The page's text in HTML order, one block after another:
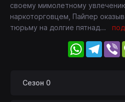
своему мимолетному
наркоторговцем, Пайпер
тюрьму на долгие пятнад...
WhatsApp
Сезон 0